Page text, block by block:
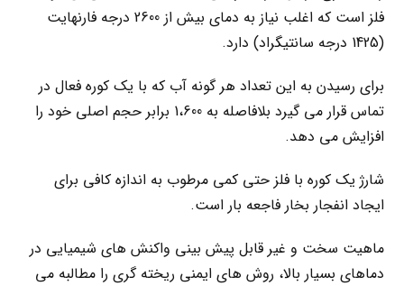
فلز است که اغلب نیاز به دمای بیش از 2600 درجه فارنهایت
(1425 درجه سانتیگراد) دارد.
برای رسیدن به این تعداد هر گونه آب که با یک کوره فعال در
تماس قرار می گیرد بلافاصله به 1،600 برابر حجم اصلی خود را
افزایش می دهد.
شارژ یک کوره با فلز حتی کمی مرطوب به اندازه کافی برای
ایجاد انفجار بخار فاجعه بار است.
ماهیت سخت و غیر قابل پیش بینی واکنش های شیمیایی در
دماهای بسیار بالا، روش های ایمنی ریخته گری را مطالبه می